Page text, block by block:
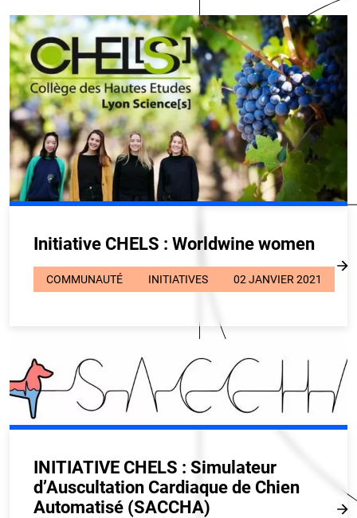
Initiative CHELS : Worldwine women
COMMUNAUTÉ INITIATIVES 02 JANVIER 2021
INITIATIVE CHELS : Simulateur
d’Auscultation Cardiaque de Chien
Automatisé (SACCHA)